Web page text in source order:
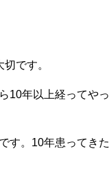
です。
10年以上経ってやっ
す。10年患ってきた